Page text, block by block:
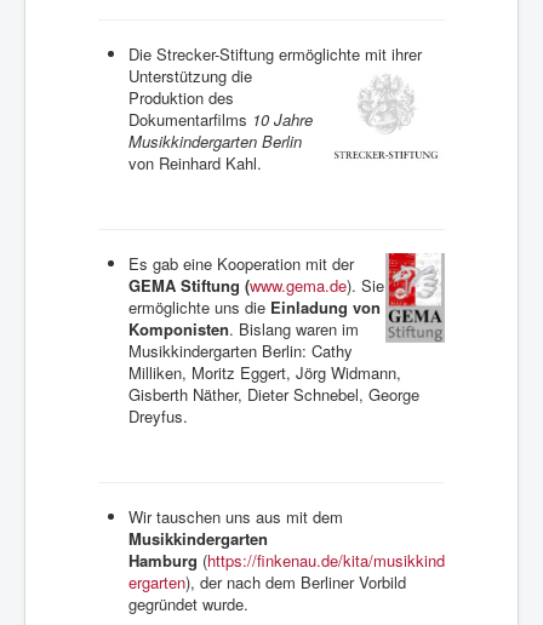
Die Strecker-Stiftung ermöglichte mit ihrer
Unterstützung die
Produktion des
Dokumentarfilms 10 Jahre
Musikkindergarten Berlin
von Reinhard Kahl.
Es gab eine Kooperation mit der
GEMA Stiftung (www.gema.de). Sie
ermöglichte uns die Einladung von
Komponisten. Bislang waren im
Musikkindergarten Berlin: Cathy
Milliken, Moritz Eggert, Jörg Widmann,
Gisberth Näther, Dieter Schnebel, George
Dreyfus.
Wir tauschen uns aus mit dem
Musikkindergarten
Hamburg (https://finkenau.de/kita/musikkind
ergarten), der nach dem Berliner Vorbild
gegründet wurde.